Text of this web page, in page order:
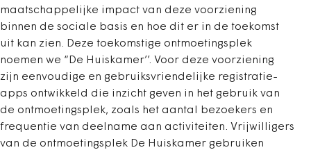
maatschappelijke impact van deze voorziening
binnen de sociale basis en hoe dit er in de toekomst
uit kan zien. Deze toekomstige ontmoetingsplek
noemen we “De Huiskamer’’. Voor deze voorziening
zijn eenvoudige en gebruiksvriendelijke registratie-
apps ontwikkeld die inzicht geven in het gebruik van
de ontmoetingsplek, zoals het aantal bezoekers en
frequentie van deelname aan activiteiten. Vrijwilligers
van de ontmoetingsplek De Huiskamer gebruiken